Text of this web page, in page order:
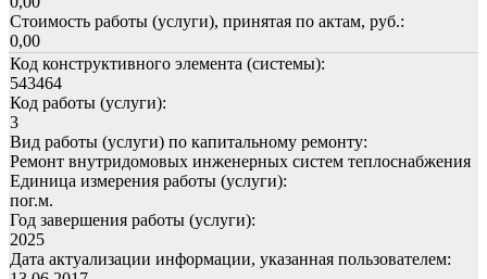
Стоимость работы (услуги), принятая по актам, руб.:
0,00
Код конструктивного элемента (системы):
543464
Код работы (услуги):
3
Вид работы (услуги) по капитальному ремонту:
Ремонт внутридомовых инженерных систем теплоснабжения
Единица измерения работы (услуги):
пог.м.
Год завершения работы (услуги):
2025
Дата актуализации информации, указанная пользователем: